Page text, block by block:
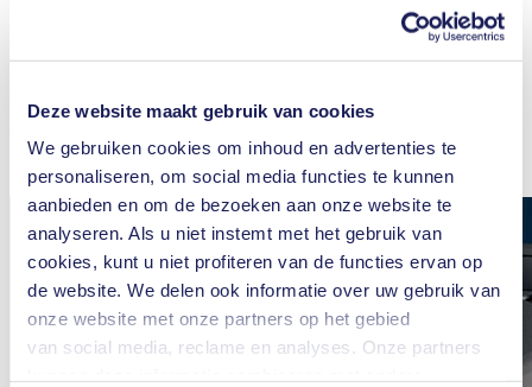
Deze website maakt gebruik van cookies
We gebruiken cookies om inhoud en advertenties te
personaliseren, om social media functies te kunnen
aanbieden en om de bezoeken aan onze website te
analyseren. Als u niet instemt met het gebruik van
cookies, kunt u niet profiteren van de functies ervan op
de website. We delen ook informatie over uw gebruik van
onze website met onze partners op het gebied
van social media, reclame en analyses. Onze partners
De KNF FP 70 kenmerken in één
oogopslag